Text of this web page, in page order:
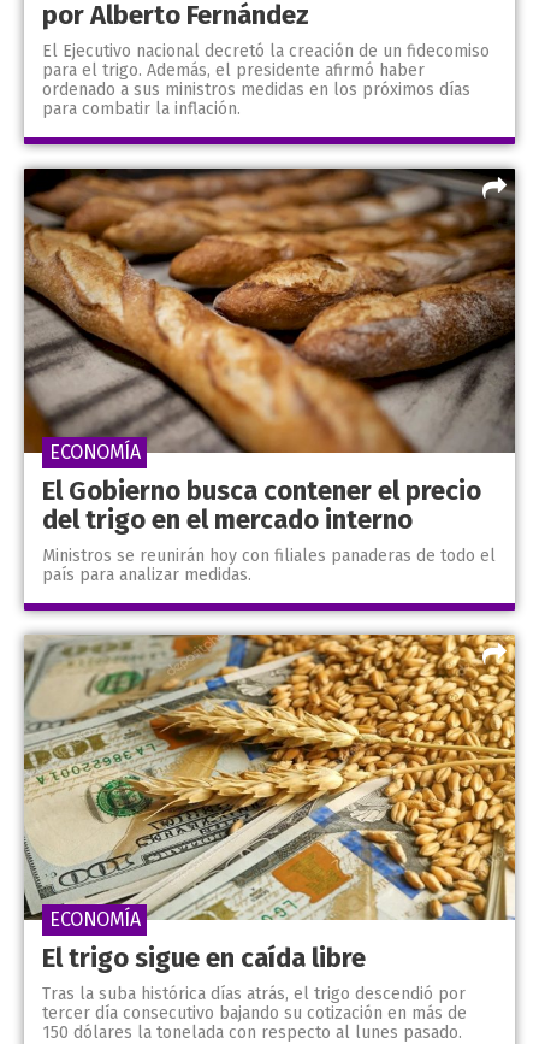
por Alberto Fernández
El Ejecutivo nacional decretó la creación de un fidecomiso
para el trigo. Además, el presidente afirmó haber
ordenado a sus ministros medidas en los próximos días
para combatir la inflación.
El Gobierno busca contener el precio
del trigo en el mercado interno
Ministros se reunirán hoy con filiales panaderas de todo el
país para analizar medidas.
ECONOMÍA
El trigo sigue en caída libre
Tras la suba histórica días atrás, el trigo descendió por
tercer día consecutivo bajando su cotización en más de
150 dólares la tonelada con respecto al lunes pasado.
ECONOMÍA